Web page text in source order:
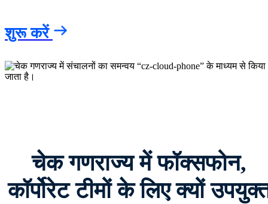
शुरू करें
चेक गणराज्य में फॉक्सफोन,
कॉर्पोरेट टीमों के लिए क्यों